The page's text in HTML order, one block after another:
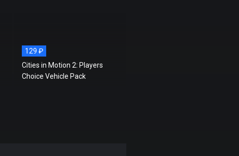
129 ₽
Cities in Motion 2: Players
Choice Vehicle Pack